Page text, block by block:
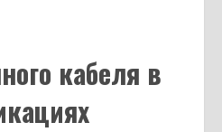
кабеля в